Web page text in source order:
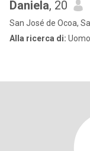
Daniela, 20
San José de Ocoa,
Alla ricerca di: